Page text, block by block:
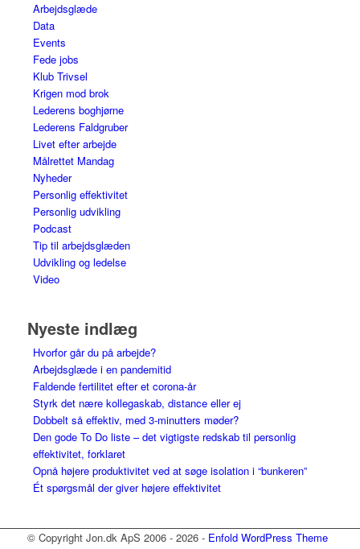
Arbejdsglæde
Data
Events
Fede jobs
Klub Trivsel
Krigen mod brok
Lederens boghjørne
Lederens Faldgruber
Livet efter arbejde
Målrettet Mandag
Nyheder
Personlig effektivitet
Personlig udvikling
Podcast
Tip til arbejdsglæden
Udvikling og ledelse
Video
Nyeste indlæg
Hvorfor går du på arbejde?
Arbejdsglæde i en pandemitid
Faldende fertilitet efter et corona-år
Styrk det nære kollegaskab, distance eller ej
Dobbelt så effektiv, med 3-minutters møder?
Den gode To Do liste – det vigtigste redskab til personlig
effektivitet, forklaret
Opnå højere produktivitet ved at søge isolation i “bunkeren”
Ét spørgsmål der giver højere effektivitet
© Copyright Jon.dk ApS 2006 - 2026 - Enfold WordPress Theme